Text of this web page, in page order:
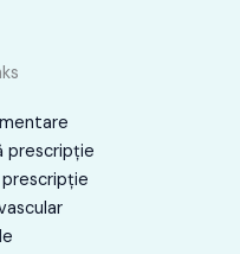
prescripţie